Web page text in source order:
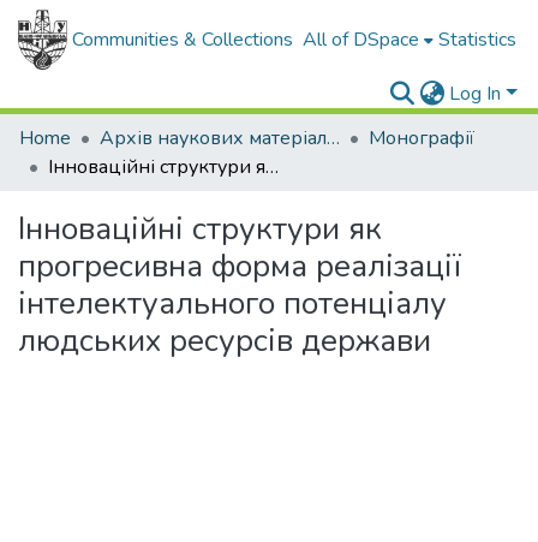
Communities & Collections All of DSpace Statistics
Log In
Home
Архів наукових матеріалів
Монографії
Інноваційні структури як прогресивна форма реалізації інтелектуального потенціалу людських ресурсів держави
Інноваційні структури як
прогресивна форма реалізації
інтелектуального потенціалу
людських ресурсів держави